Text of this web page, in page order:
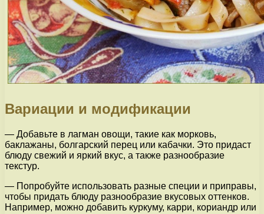
Вариации и модификации
— Добавьте в лагман овощи, такие как морковь,
баклажаны, болгарский перец или кабачки. Это придаст
блюду свежий и яркий вкус, а также разнообразие
текстур.
— Попробуйте использовать разные специи и приправы,
чтобы придать блюду разнообразие вкусовых оттенков.
Например, можно добавить куркуму, карри, кориандр или